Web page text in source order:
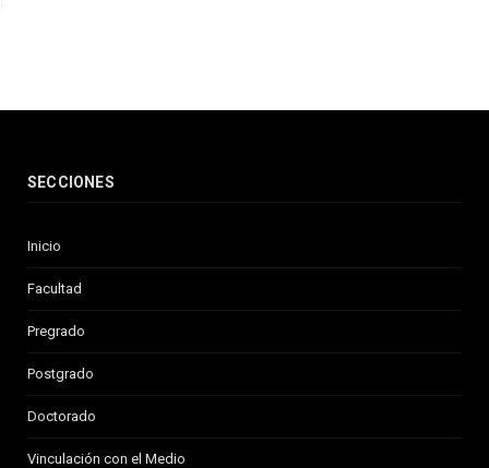
SECCIONES
Inicio
Facultad
Pregrado
Postgrado
Doctorado
Vinculación con el Medio